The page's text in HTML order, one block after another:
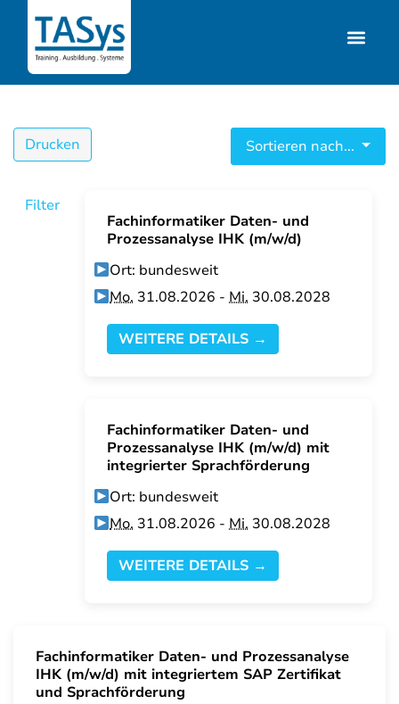
Drucken Sortieren nach...
Filter
Fachinformatiker Daten- und
Prozessanalyse IHK (m/w/d)
Ort: bundesweit
Mo. 31.08.2026 -Mi. 30.08.2028
WEITERE DETAILS →
Fachinformatiker Daten- und
Prozessanalyse IHK (m/w/d) mit
integrierter Sprachförderung
Ort: bundesweit
Mo. 31.08.2026 -Mi. 30.08.2028
WEITERE DETAILS →
Fachinformatiker Daten- und Prozessanalyse
IHK (m/w/d) mit integriertem SAP Zertifikat
und Sprachförderung